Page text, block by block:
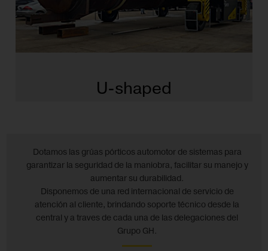
U-shaped
Dotamos las grúas pórticos automotor de sistemas para
garantizar la seguridad de la maniobra, facilitar su manejo y
aumentar su durabilidad.
Disponemos de una red internacional de servicio de
atención al cliente, brindando soporte técnico desde la
central y a traves de cada una de las delegaciones del
Grupo GH.